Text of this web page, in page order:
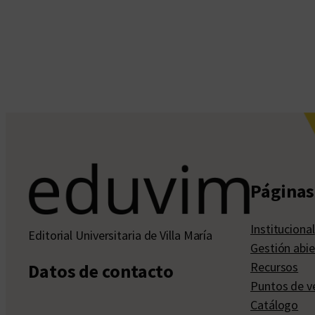
Editorial Universitaria de Villa María
Datos de contacto
Institucional
Gestión
Recursos
Puntos de
Catálogo